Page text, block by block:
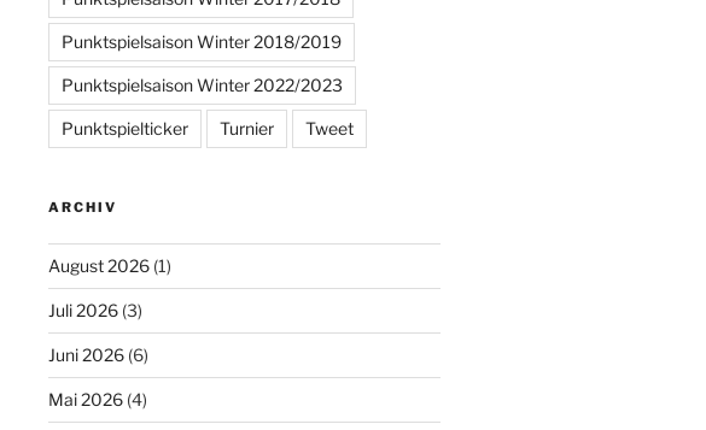
Punktspielsaison Winter 2018/2019
Punktspielsaison Winter 2022/2023
Punktspielticker Turnier Tweet
ARCHIV
August 2026(1)
Juli 2026(3)
Juni 2026(6)
Mai 2026(4)